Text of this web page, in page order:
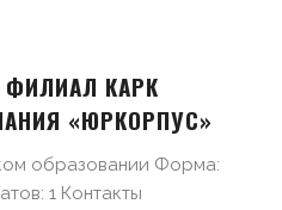
ФИЛИАЛ КАРК
«ЮРКОРПУС»
образовании Форма:
1 Контакты